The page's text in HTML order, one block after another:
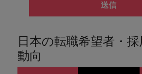
送信
日本の転職希望者・
動向